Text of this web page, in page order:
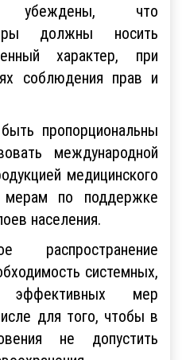
что
должны носить
характер, при
соблюдения прав и
пропорциональны
международной
медицинского
мерам по поддержке
населения.
распространение
системных,
мер
для того, чтобы в
не допустить